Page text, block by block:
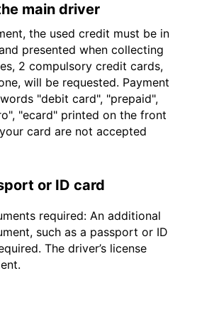
main driver
the used credit must be in
presented when collecting
2 compulsory credit cards,
will be requested. Payment
"debit card", "prepaid",
"ecard" printed on the front
card are not accepted
or ID card
required: An additional
such as a passport or ID
The driver’s license